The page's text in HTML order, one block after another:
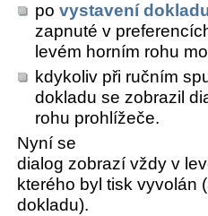
po vystavení
zapnuté v
levém horním rohu
kdykoliv při ručním
dokladu se zobrazil
rohu prohlížeče.
Nyní se
dialog zobrazí vždy v
kterého byl tisk vyvolán
dokladu).